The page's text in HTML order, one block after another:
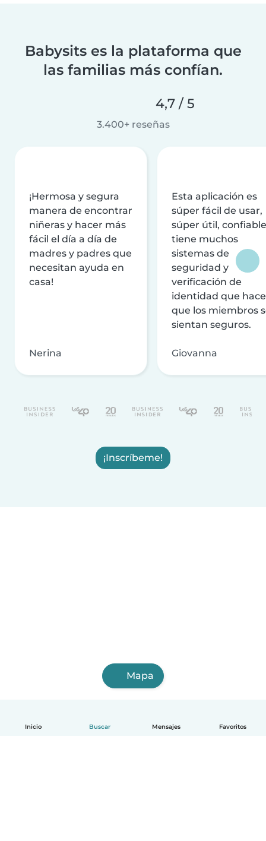
Inicio Buscar Mensajes Favoritos
Babysits es la plataforma que
las familias más confían.
4,7 / 5
3.400+ reseñas
¡Hermosa y segura
manera de encontrar
niñeras y hacer más
fácil el día a día de
madres y padres que
necesitan ayuda en
casa!
Nerina
Esta aplicación es
súper fácil de usar,
súper útil,
tiene muchos
sistemas de
seguridad y
verificación de
identidad que
que los miembros
sientan seguros.
Giovanna
¡Inscríbeme!
Mapa